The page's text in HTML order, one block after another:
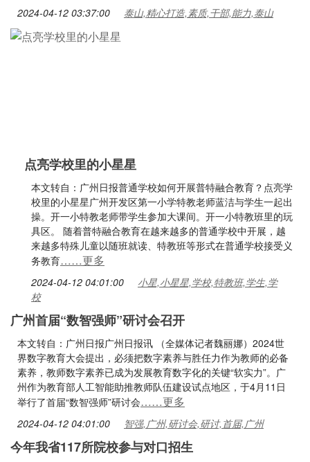
2024-04-12 03:37:00 泰山,精心打造,素质,干部,能力,泰山
点亮学校里的小星星
本文转自：广州日报普通学校如何开展普特融合教育？点亮学
校里的小星星广州开发区第一小学特教老师蓝洁与学生一起出
操。开一小特教老师带学生参加大课间。开一小特教班里的玩
具区。 随着普特融合教育在越来越多的普通学校中开展，越
来越多特殊儿童以随班就读、特教班等形式在普通学校接受义
务教育……更多
2024-04-12 04:01:00
小星,小星星,学校,特教班,学生,学
校
广州首届“数智强师”研讨会召开
本文转自：广州日报广州日报讯 （全媒体记者魏丽娜）2024世
界数字教育大会提出，必须把数字素养与胜任力作为教师的必备
素养，教师数字素养已成为发展教育数字化的关键“软实力”。广
州作为教育部人工智能助推教师队伍建设试点地区，于4月11日
举行了首届“数智强师”研讨会……更多
2024-04-12 04:01:00 智强,广州,研讨会,研讨,首届,广州
今年我省117所院校参与对口招生